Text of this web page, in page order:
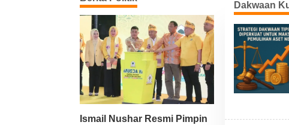
Ismail Nushar Resmi Pimpin
Dakwaan